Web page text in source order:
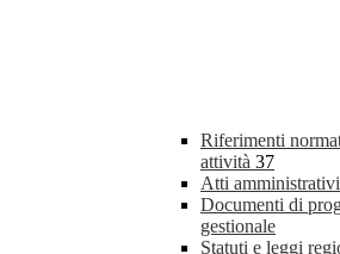
Riferimenti
attività 37
Atti
Documenti di
gestionale
Statuti e leggi